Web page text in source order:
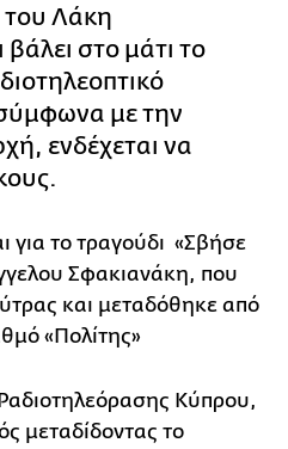
του Λάκη
στο μάτι το
με την
ενδέχεται να
για το τραγούδι «Σβήσε
Σφακιανάκη, που
και μεταδόθηκε από
«Πολίτης»
Κύπρου,
μεταδίδοντας το